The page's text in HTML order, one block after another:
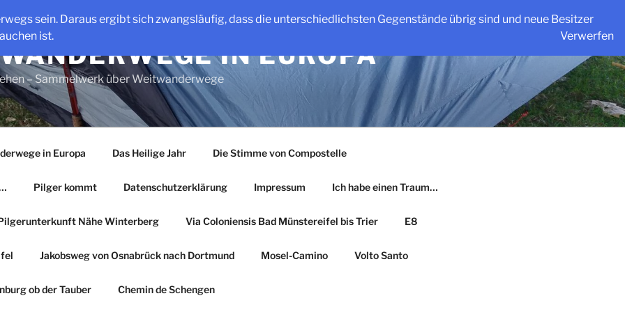
sein. Daraus ergibt sich zwangsläufig, dass die unterschiedlichsten Gegenstände übrig sind und neue Besitzer
ist.
Verwerfen
IN EUROPA
– Sammelwerk über Weitwanderwege
in Europa Das Heilige Jahr Die Stimme von Compostelle
Pilger kommt Datenschutzerklärung Impressum Ich habe einen Traum…
Nähe Winterberg Via Coloniensis Bad Münstereifel bis Trier E8
Jakobsweg von Osnabrück nach Dortmund Mosel-Camino Volto Santo
ob der Tauber Chemin de Schengen